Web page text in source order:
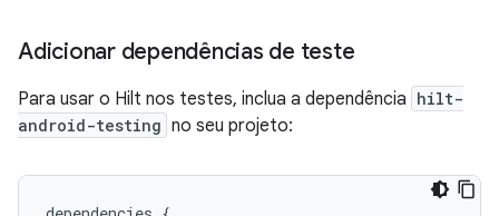
Adicionar dependências de teste
Para usar o Hilt nos testes, inclua a dependência hilt-
android-testing no seu projeto: